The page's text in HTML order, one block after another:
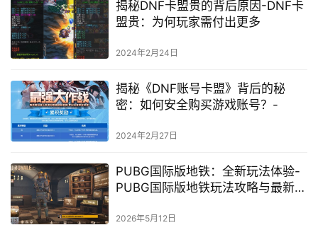
揭秘DNF卡盟贵的背后原因-DNF卡
盟贵：为何玩家需付出更多
2024年2月24日
揭秘《DNF账号卡盟》背后的秘
密：如何安全购买游戏账号？-
2024年2月27日
PUBG国际版地铁：全新玩法体验-
PUBG国际版地铁玩法攻略与最新资
2026年5月12日